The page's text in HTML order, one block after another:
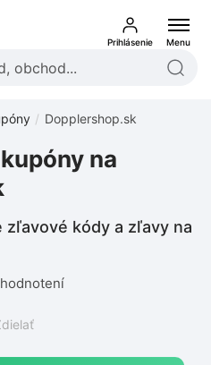
Prihlásenie Menu
Dopplershop.sk
na
zľavové kódy a zľavy na